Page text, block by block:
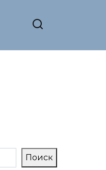
Поиск